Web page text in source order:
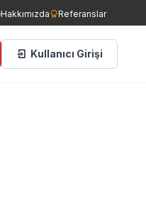
Hakkımızda Referanslar
Kullanıcı Girişi